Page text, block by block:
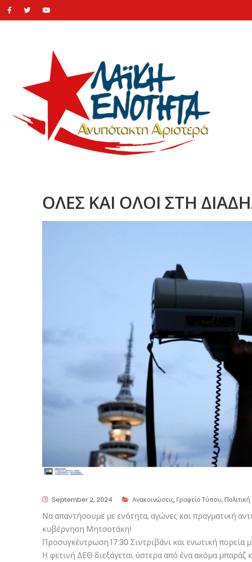
ΟΛΕΣ ΚΑΙ ΟΛΟΙ ΣΤΗ
September 2, 2024 Ανακοινώσεις, Γραφείο Τύπου, Πολιτική
Να απαντήσουμε με ενότητα, αγώνες και πραγματική
κυβέρνηση Μητσοτάκη!
Προσυγκέντρωση 17:30 Σιντριβάνι και ενωτική πορεία
Η φετινή ΔΕΘ διεξάγεται ύστερα από ένα ακόμα